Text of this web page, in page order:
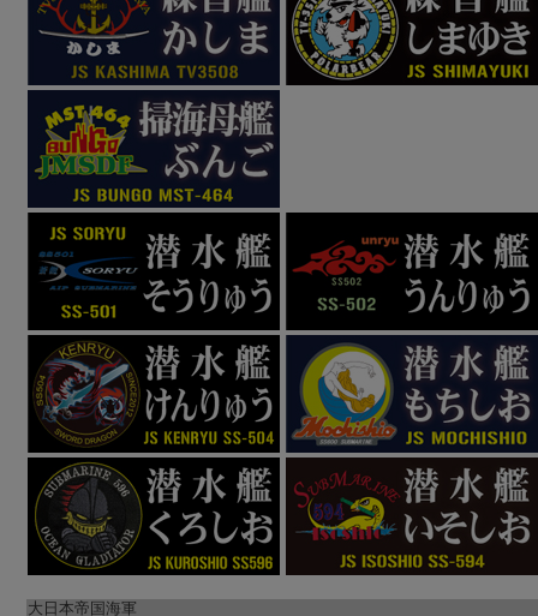
大日本帝国海軍